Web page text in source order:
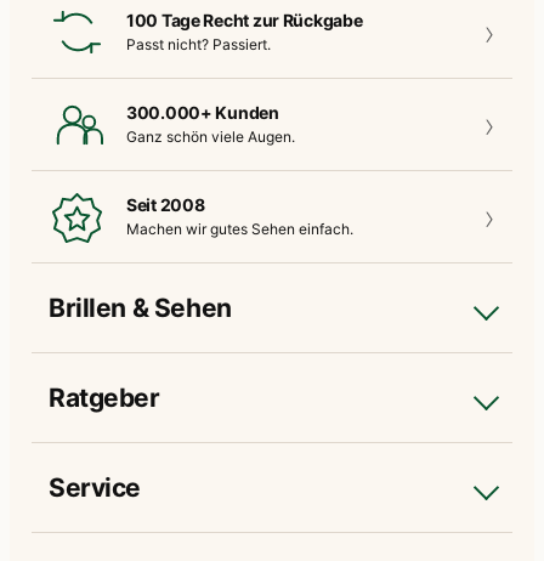
100 Tage Recht zur Rückgabe
Passt nicht? Passiert.
300.000+ Kunden
Ganz schön viele Augen.
Seit 2008
Machen wir gutes Sehen einfach.
Brillen & Sehen
Ratgeber
Service